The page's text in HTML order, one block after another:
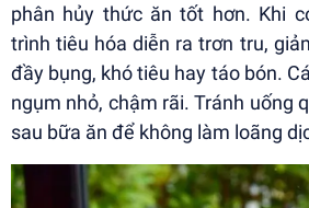
phân hủy thức ăn tốt hơn. Khi
trình tiêu hóa diễn ra trơn tru,
đầy bụng, khó tiêu hay táo bón.
ngụm nhỏ, chậm rãi. Tránh uống
sau bữa ăn để không làm loãng